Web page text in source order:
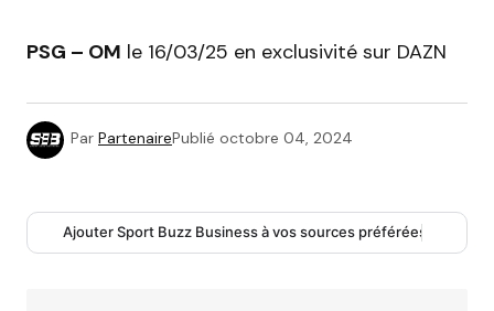
PSG – OM le 16/03/25 en exclusivité sur DAZN
Par PartenairePublié octobre 04, 2024
Ajouter Sport Buzz Business à vos sources préférées